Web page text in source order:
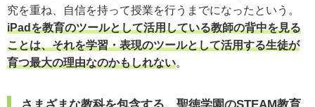
究を重ね、自信を持って授業を行うまでになったという。
iPadを教育のツールとして活用している教師の背中を見る
ことは、それを学習・表現のツールとして活用する生徒が
育つ最大の理由なのかもしれない。